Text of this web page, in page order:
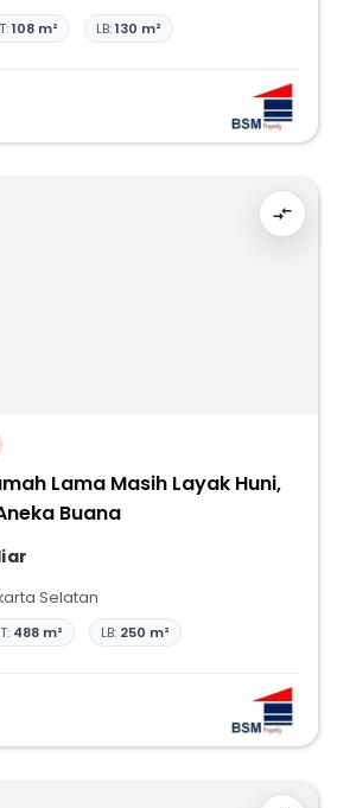
108 m² LB:130 m²
Lama Masih Layak Huni,
Buana
Selatan
488 m² LB: 250 m²